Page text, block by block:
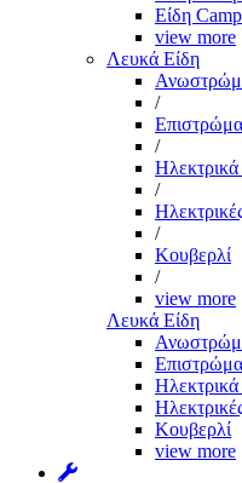
Είδη
view more
Λευκά Είδη
/
/
/
/
Κουβερλί
/
view more
Λευκά Είδη
Κουβερλί
view more